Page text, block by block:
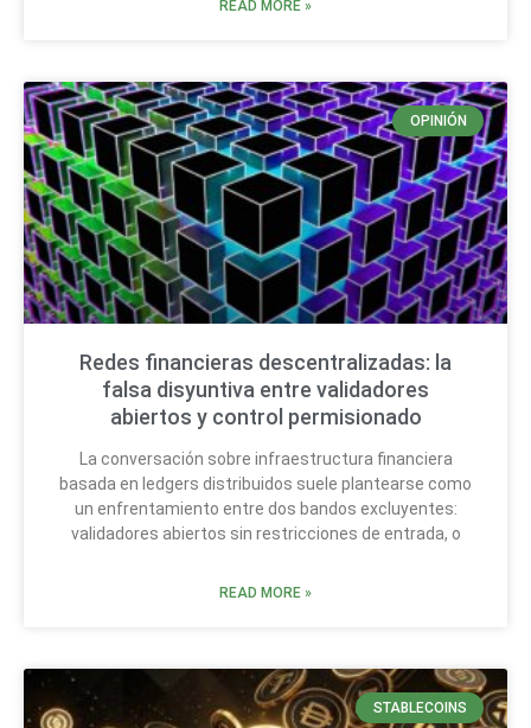
READ MORE »
OPINIÓN
Redes financieras descentralizadas: la
falsa disyuntiva entre validadores
abiertos y control permisionado
La conversación sobre infraestructura financiera
basada en ledgers distribuidos suele plantearse como
un enfrentamiento entre dos bandos excluyentes:
validadores abiertos sin restricciones de entrada, o
READ MORE »
STABLECOINS